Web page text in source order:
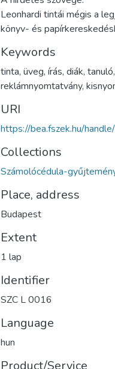
Leonhardi tintái mégis a
könyv- és
Keywords
tinta, üveg, írás, diák, tanuló,
reklámnyomtatvány,
URI
https://bea.fszek.hu/
Collections
Számolócédula-
Place, address
Budapest
Extent
1 lap
Identifier
SZC L 0016
Language
hun
Product/Service